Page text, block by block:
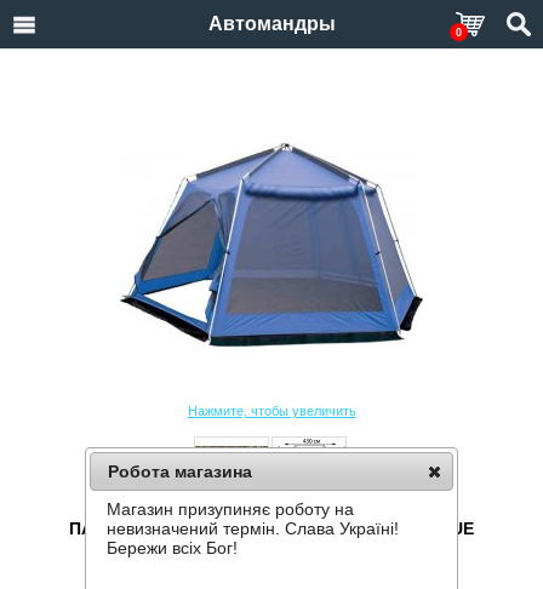
Автомандры 0
Нажмите, чтобы увеличить
ПАЛАТКА-ШАТЕР TRAMP LITE MOSQUITO BLUE
Робота магазина
Магазин призупиняє роботу на
невизначений термін. Слава Україні!
Бережи всіх Бог!